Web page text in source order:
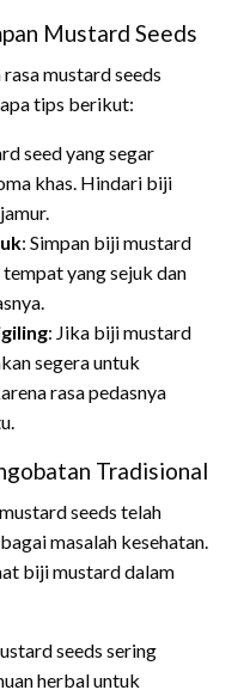
Mustard Seeds
mustard seeds
tips berikut:
seed yang segar
khas. Hindari biji
: Simpan biji mustard
yang sejuk dan
: Jika biji mustard
segera untuk
rasa pedasnya
Tradisional
seeds telah
masalah kesehatan.
biji mustard dalam
seeds sering
herbal untuk